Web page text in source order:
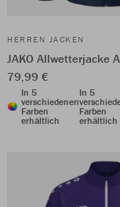
HERREN JACKEN
JAKO Allwetterjacke
79,99 €
In 5
verschiedenen
Farben
erhältlich
In 5
Farben
erhältlich